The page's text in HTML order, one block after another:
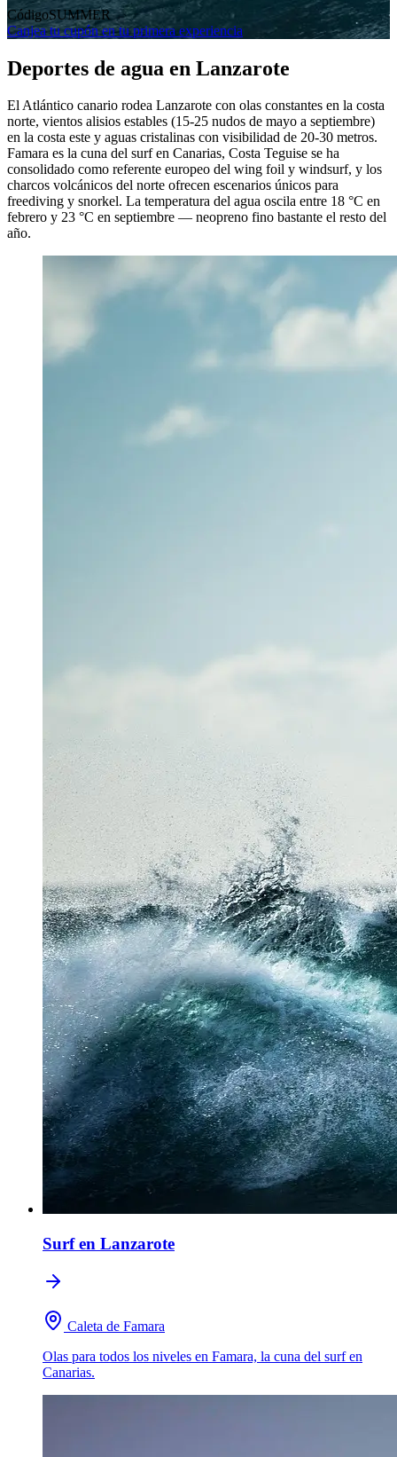
CódigoSUMMER
Canjea tu cupón en tu primera experiencia
Deportes de agua en Lanzarote
El Atlántico canario rodea Lanzarote con olas constantes en la costa
norte, vientos alisios estables (15-25 nudos de mayo a septiembre)
en la costa este y aguas cristalinas con visibilidad de 20-30 metros.
Famara es la cuna del surf en Canarias, Costa Teguise se ha
consolidado como referente europeo del wing foil y windsurf, y los
charcos volcánicos del norte ofrecen escenarios únicos para
freediving y snorkel. La temperatura del agua oscila entre 18 °C en
febrero y 23 °C en septiembre — neopreno fino bastante el resto del
año.
Surf en Lanzarote
Caleta de Famara
Olas para todos los niveles en Famara, la cuna del surf en
Canarias.